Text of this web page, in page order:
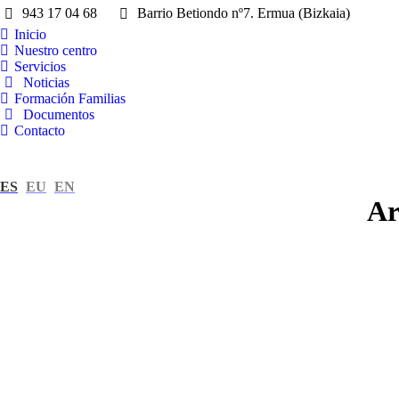
943 17 04 68
Barrio Betiondo nº7. Ermua (Bizkaia)
Inicio
Nuestro centro
Servicios
Noticias
Formación Familias
Documentos
Contacto
ES EU EN